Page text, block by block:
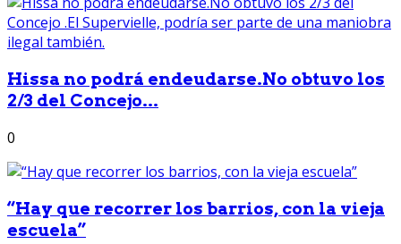
Hissa no podrá endeudarse.No obtuvo los
2/3 del Concejo...
0
“Hay que recorrer los barrios, con la vieja
escuela”